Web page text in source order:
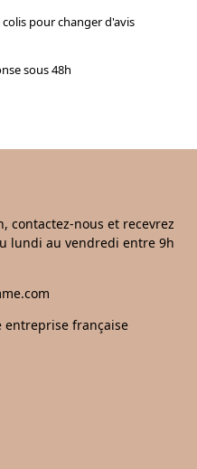
pour changer d'avis
sous 48h
contactez-nous et recevrez
lundi au vendredi entre 9h
entreprise française